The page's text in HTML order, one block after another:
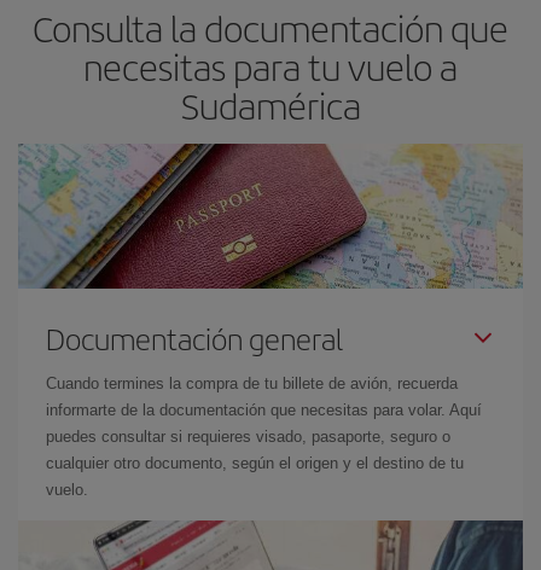
Consulta la documentación que
necesitas para tu vuelo a
Sudamérica
Documentación general
Cuando termines la compra de tu billete de avión, recuerda
informarte de la documentación que necesitas para volar. Aquí
puedes consultar si requieres visado, pasaporte, seguro o
cualquier otro documento, según el origen y el destino de tu
vuelo.